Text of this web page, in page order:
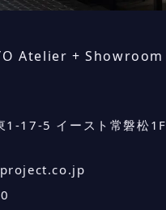
Atelier + Showroom
1-17-5 イースト常磐松1F